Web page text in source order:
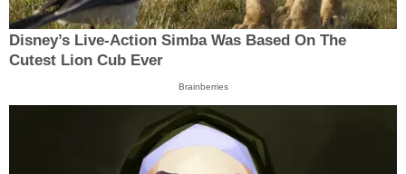
Disney’s Live-Action Simba Was Based On The
Cutest Lion Cub Ever
Brainberries